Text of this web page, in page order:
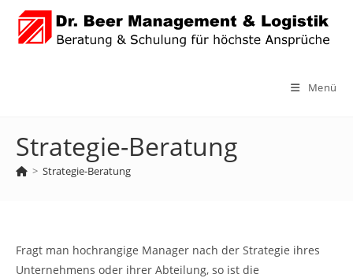
Zum
Inhalt
springen
Menü
Strategie-Beratung
> Strategie-Beratung
Fragt man hochrangige Manager nach der Strategie ihres
Unternehmens oder ihrer Abteilung, so ist die